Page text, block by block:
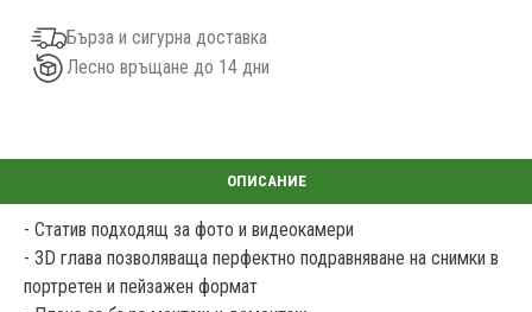
Бърза и сигурна доставка
Лесно връщане до 14 дни
- Статив подходящ за фото и видеокамери
- 3D глава позволяваща перфектно подравняване на снимки в
портретен и пейзажен формат